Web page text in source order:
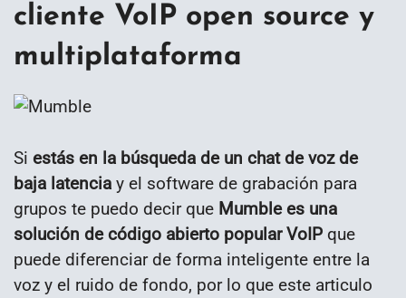
cliente VoIP open source y
multiplataforma
Si estás en la búsqueda de un chat de voz de
baja latencia y el software de grabación para
grupos te puedo decir que Mumble es una
solución de código abierto popular VoIP que
puede diferenciar de forma inteligente entre la
voz y el ruido de fondo, por lo que este articulo